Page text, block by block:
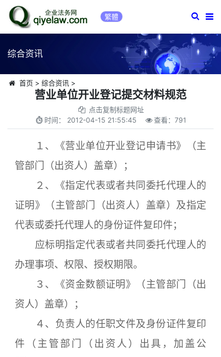
繁體
综合资讯
首页 > 综合资讯>
营业单位开业登记提交材料规范
点击复制标题网址
时间： 2012-04-15 21:55:45 查看：791
１、《营业单位开业登记申请书》（主
管部门（出资人）盖章）；
２、《指定代表或者共同委托代理人的
证明》（主管部门（出资人）盖章）及指定
代表或委托代理人的身份证件复印件；
应标明指定代表或者共同委托代理人的
办理事项、权限、授权期限。
３、《资金数额证明》（主管部门（出
资人）盖章）；
４、负责人的任职文件及身份证件复印
件（主管部门（出资人）出具，加盖公